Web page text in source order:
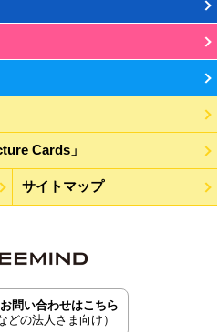
Cards」
サイトマップ
問い合わせはこちら
どの法人さま向け）